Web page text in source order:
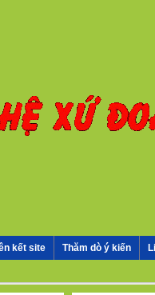
kết site Thăm dò ý kiến